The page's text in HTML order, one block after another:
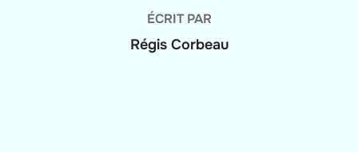
ÉCRIT PAR
Régis Corbeau